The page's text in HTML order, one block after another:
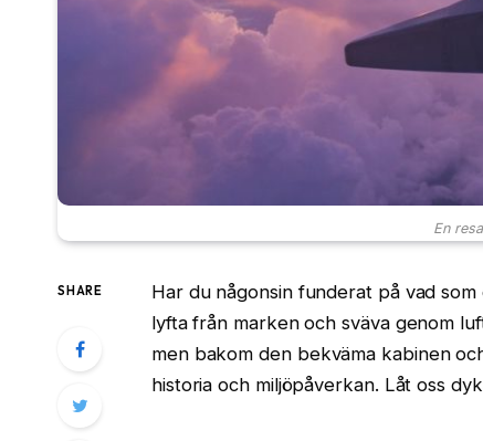
En
SHARE
Har du någonsin funderat på vad
lyfta från marken och sväva genom
men bakom den bekväma kabinen
historia och miljöpåverkan. Låt oss